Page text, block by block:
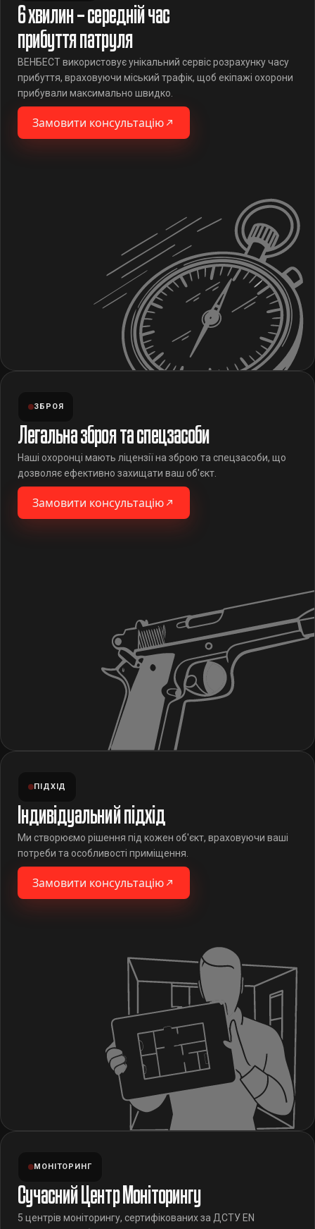
6 хвилин – середній час
прибуття патруля
ВЕНБЕСТ використовує унікальний сервіс розрахунку часу
прибуття, враховуючи міський трафік, щоб екіпажі охорони
прибували максимально швидко.
Замовити консультацію
ЗБРОЯ
Легальна зброя та спецзасоби
Наші охоронці мають ліцензії на зброю та спецзасоби, що
дозволяє ефективно захищати ваш об'єкт.
Замовити консультацію
ПІДХІД
Індивідуальний підхід
Ми створюємо рішення під кожен об'єкт, враховуючи ваші
потреби та особливості приміщення.
Замовити консультацію
МОНІТОРИНГ
Сучасний Центр Моніторингу
5 центрів моніторингу, сертифікованих за ДСТУ EN